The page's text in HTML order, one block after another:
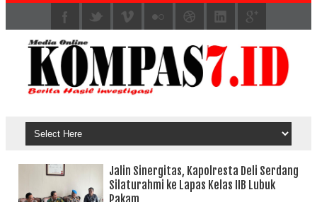
Jalin Sinergitas, Kapolresta Deli Serdang
Silaturahmi ke Lapas Kelas IIB Lubuk